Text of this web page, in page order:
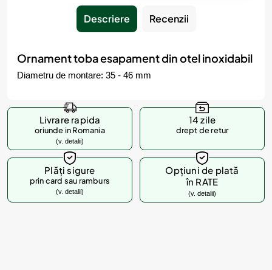
Descriere Recenzii
Ornament toba esapament din otel inoxidabil
Diametru de montare: 35 - 46 mm
Livrare rapida
oriunde in Romania
(v. detalii)
14 zile
drept de retur
Plăți sigure
prin card sau ramburs
(v. detalii)
Opțiuni de plată
în RATE
(v. detalii)